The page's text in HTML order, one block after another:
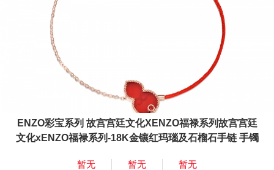
ENZO彩宝系列 故宫宫廷文化XENZO福禄系列故宫宫廷
文化xENZO福禄系列-18K金镶红玛瑙及石榴石手链 手镯
暂无 暂无 暂无